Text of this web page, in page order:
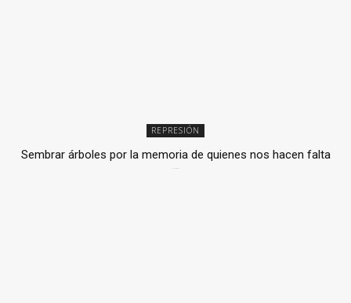
REPRESIÓN
Sembrar árboles por la memoria de quienes nos hacen falta